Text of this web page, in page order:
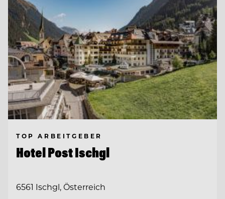
TOP ARBEITGEBER
Hotel Post Ischgl
6561 Ischgl, Österreich